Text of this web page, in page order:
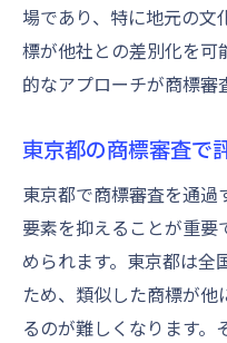
場であり、特に地元の文
標が他社との差別化を可
的なアプローチが商標審
東京都の商標審査で
東京都で商標審査を通
要素を抑えることが重要
められます。東京都は全
ため、類似した商標が
るのが難しくなります